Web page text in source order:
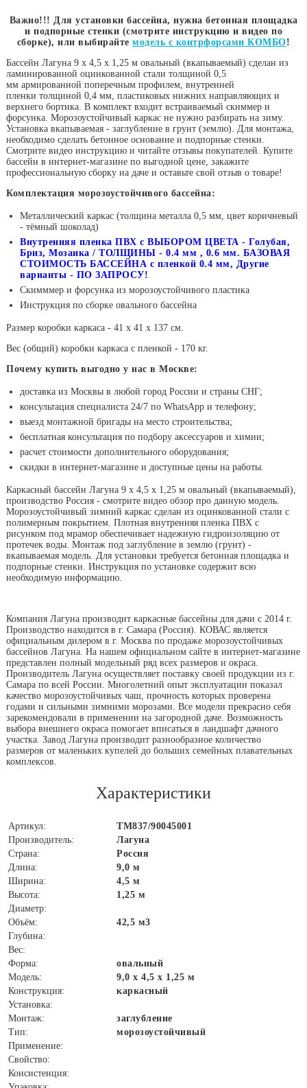
Важно!!! Для установки бассейна, нужна бетонная площадка
и подпорные стенки (смотрите инструкцию и видео по
сборке), или выбирайтемодель с контрфорсами КОМБО!
Бассейн Лагуна 9 х 4,5 х 1,25 м овальный (вкапываемый) сделан из
ламинированной оцинкованной стали толщиной 0,5
мм армированной поперечным профилем, внутренней
пленки толщиной 0,4 мм, пластиковых нижних направляющих и
верхнего бортика. В комплект входит встраиваемый скиммер и
форсунка. Морозоустойчивый каркас не нужно разбирать на зиму.
Установка вкапываемая - заглубление в грунт (землю). Для монтажа,
необходимо сделать бетонное основание и подпорные стенки.
Смотрите видео инструкцию и читайте отзывы покупателей. Купите
бассейн в интернет-магазине по выгодной цене, закажите
профессиональную сборку на даче и оставьте свой отзыв о товаре!
Комплектация морозоустойчивого бассейна:
Металлический каркас (толщина металла 0,5 мм, цвет коричневый
- тёмный шоколад)
Внутренняя пленка ПВХ с ВЫБОРОМ ЦВЕТА - Голубая,
Бриз, Мозаика / ТОЛЩИНЫ - 0.4 мм , 0.6 мм. БАЗОВАЯ
СТОИМОСТЬ БАССЕЙНА с пленкой 0.4 мм, Другие
варианты - ПО ЗАПРОСУ!
Скимммер и форсунка из морозоустойчивого пластика
Инструкция по сборке овального бассейна
Размер коробки каркаса - 41 х 41 х 137 см.
Вес (общий) коробки каркаса с пленкой - 170 кг.
Почему купить выгодно у нас в Москве:
доставка из Москвы в любой город России и страны СНГ;
консультация специалиста 24/7 по WhatsApp и телефону;
выезд монтажной бригады на место строительства;
бесплатная консультация по подбору аксессуаров и химии;
расчет стоимости дополнительного оборудования;
скидки в интернет-магазине и доступные цены на работы.
Каркасный бассейн Лагуна 9 х 4,5 х 1,25 м овальный (вкапываемый),
производство Россия - смотрите видео обзор про данную модель.
Морозоустойчивый зимний каркас сделан из оцинкованной стали с
полимерным покрытием. Плотная внутренняя пленка ПВХ с
рисунком под мрамор обеспечивает надежную гидроизоляцию от
протечек воды. Монтаж под заглубление в землю (грунт) -
вкапываемая модель. Для установки требуется бетонная площадка и
подпорные стенки. Инструкция по установке содержит всю
необходимую информацию.
Компания Лагуна производит каркасные бассейны для дачи с 2014 г.
Производство находится в г. Самара (Россия). КОВАС является
официальным дилером в г. Москва по продаже морозоустойчивых
бассейнов Лагуна. На нашем официальном сайте в интернет-магазине
представлен полный модельный ряд всех размеров и окраса.
Производитель Лагуна осуществляет поставку своей продукции из г.
Самара по всей России. Многолетний опыт эксплуатации показал
качество морозоустойчивых чаш, прочность которых проверена
годами и сильными зимними морозами. Все модели прекрасно себя
зарекомендовали в применении на загородной даче. Возможность
выбора внешнего окраса помогает вписаться в ландшафт дачного
участка. Завод Лагуна производит разнообразное количество
размеров от маленьких купелей до больших семейных плавательных
комплексов.
Характеристики
Артикул:
ТМ837/90045001
Производитель:
Лагуна
Страна:
Россия
Длина:
9,0 м
Ширина:
4,5 м
Высота:
1,25 м
Диаметр:
Объём:
42,5 м3
Глубина:
Вес:
Форма:
овальный
Модель:
9,0 х 4,5 х 1,25 м
Конструкция:
каркасный
Установка:
Монтаж:
заглубление
Тип:
морозоустойчивый
Применение:
Свойство:
Консистенция: